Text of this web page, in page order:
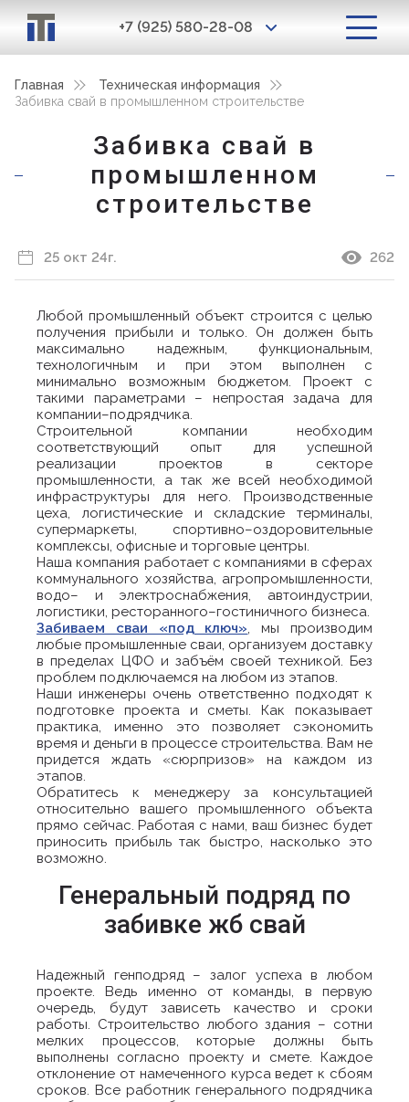
+7 (925) 580-28-08
Главная
Техническая информация
Забивка свай в промышленном строительстве
Забивка свай в
промышленном
строительстве
25 окт 24г. 262
Любой промышленный объект строится с целью
получения прибыли и только. Он должен быть
максимально надежным, функциональным,
технологичным и при этом выполнен с
минимально возможным бюджетом. Проект с
такими параметрами – непростая задача для
компании–подрядчика.
Строительной компании необходим
соответствующий опыт для успешной
реализации проектов в секторе
промышленности, а так же всей необходимой
инфраструктуры для него. Производственные
цеха, логистические и складские терминалы,
супермаркеты, спортивно–оздоровительные
комплексы, офисные и торговые центры.
Наша компания работает с компаниями в сферах
коммунального хозяйства, агропромышленности,
водо– и электроснабжения, автоиндустрии,
логистики, ресторанного–гостиничного бизнеса.
Забиваем сваи «под ключ», мы производим
любые промышленные сваи, организуем доставку
в пределах ЦФО и забъём своей техникой. Без
проблем подключаемся на любом из этапов.
Наши инженеры очень ответственно подходят к
подготовке проекта и сметы. Как показывает
практика, именно это позволяет сэкономить
время и деньги в процессе строительства. Вам не
придется ждать «сюрпризов» на каждом из
этапов.
Обратитесь к менеджеру за консультацией
относительно вашего промышленного объекта
прямо сейчас. Работая с нами, ваш бизнес будет
приносить прибыль так быстро, насколько это
возможно.
Генеральный подряд по
забивке жб свай
Надежный генподряд – залог успеха в любом
проекте. Ведь именно от команды, в первую
очередь, будут зависеть качество и сроки
работы. Строительство любого здания – сотни
мелких процессов, которые должны быть
выполнены согласно проекту и смете. Каждое
отклонение от намеченного курса ведет к сбоям
сроков. Все работник генерального подрядчика